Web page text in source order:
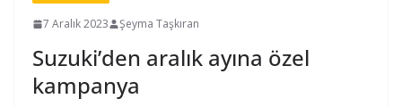
7 Aralık 2023 Şeyma Taşkıran
Suzuki’den aralık ayına özel
kampanya